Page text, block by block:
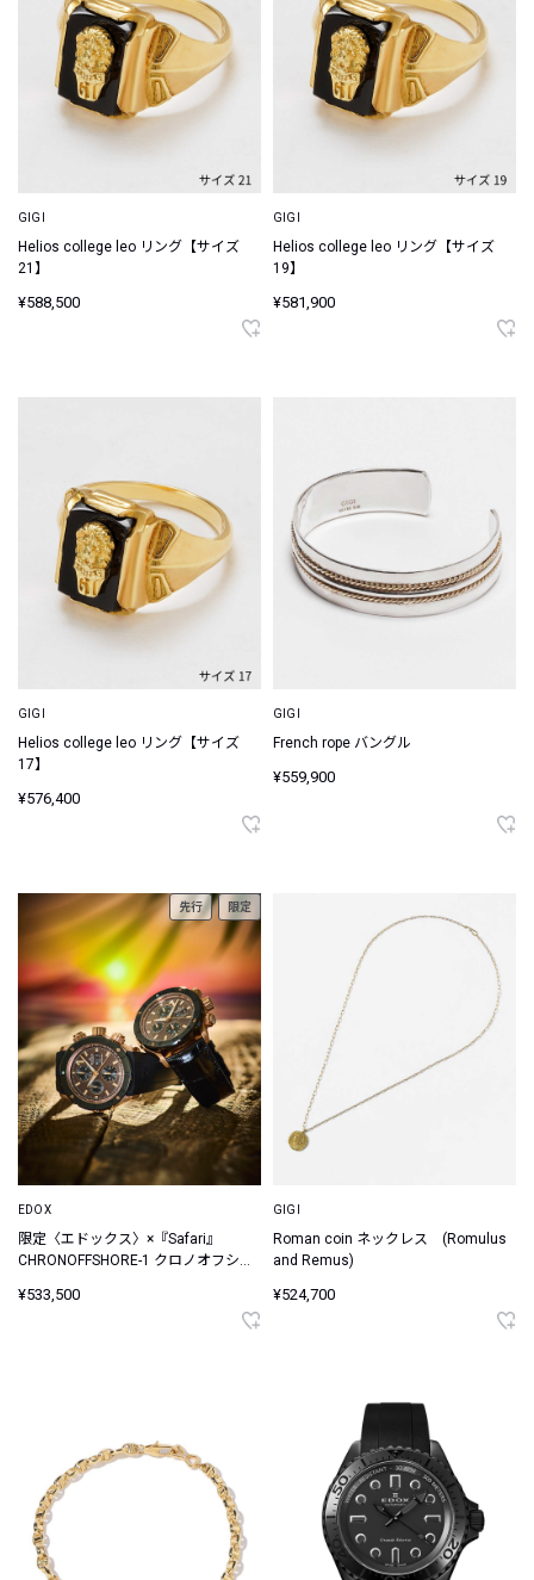
GIGI
Helios college leo リング【サイズ
21】
¥588,500
GIGI
Helios college leo リング【サイズ
19】
¥581,900
GIGI
Helios college leo リング【サイズ
17】
¥576,400
GIGI
French rope バングル
¥559,900
先行 限定
EDOX
限定〈エドックス〉×『Safari』
CHRONOFFSHORE-1 クロノオフショ
サンセット スペシャルエディション
¥533,500
GIGI
Roman coin ネックレス (Romulus
and Remus)
¥524,700